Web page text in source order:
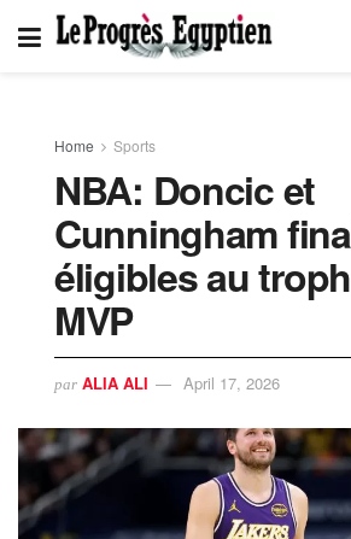
Home Sports
NBA: Doncic et
Cunningham
éligibles au
MVP
par ALIA ALI April 17, 2026